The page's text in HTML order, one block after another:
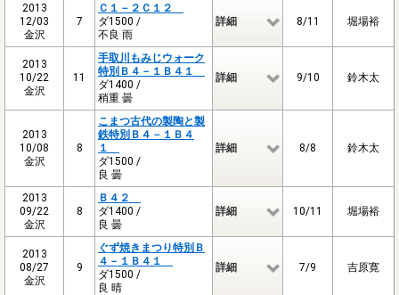
2013
12/03
金沢
7
Ｃ１－２Ｃ１２
ダ1500 /
不良 雨
詳細 8/11 堀場裕
2013
10/22
金沢
11
手取川もみじウォーク
特別Ｂ４－１Ｂ４１
ダ1400 /
稍重 曇
詳細 9/10 鈴木太
2013
10/08
金沢
8
こまつ古代の製陶と製
鉄特別Ｂ４－１Ｂ４
１
ダ1500 /
良 曇
詳細 8/8 鈴木太
2013
09/22
金沢
8
Ｂ４２
ダ1400 /
良 曇
詳細 10/11 堀場裕
2013
08/27
金沢
9
ぐず焼きまつり特別Ｂ
４－１Ｂ４１
ダ1500 /
良 晴
詳細 7/9 吉原寛